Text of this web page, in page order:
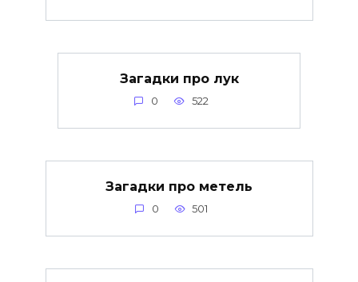
Загадки про лук
0 522
Загадки про метель
0 501